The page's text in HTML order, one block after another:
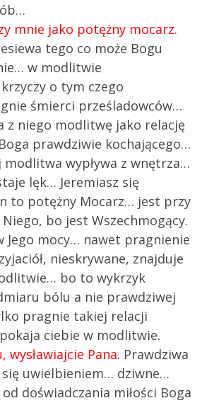
mnie jako potężny mocarz.
tego co może Bogu
w modlitwie
o tym czego
śmierci prześladowców…
z niego modlitwę jako relację
prawdziwie kochającego…
modlitwa wypływa z wnętrza…
lęk… Jeremiasz się
to potężny Mocarz… jest przy
bo jest Wszechmogący.
Jego mocy… nawet pragnienie
nieskrywane, znajduje
bo to wykrzyk
bólu a nie prawdziwej
pragnie takiej relacji
ciebie w modlitwie.
wysławiajcie Pana. Prawdziwa
uwielbieniem… dziwne…
doświadczania miłości Boga